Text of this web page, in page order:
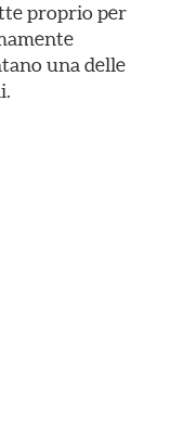
proprio per
una delle